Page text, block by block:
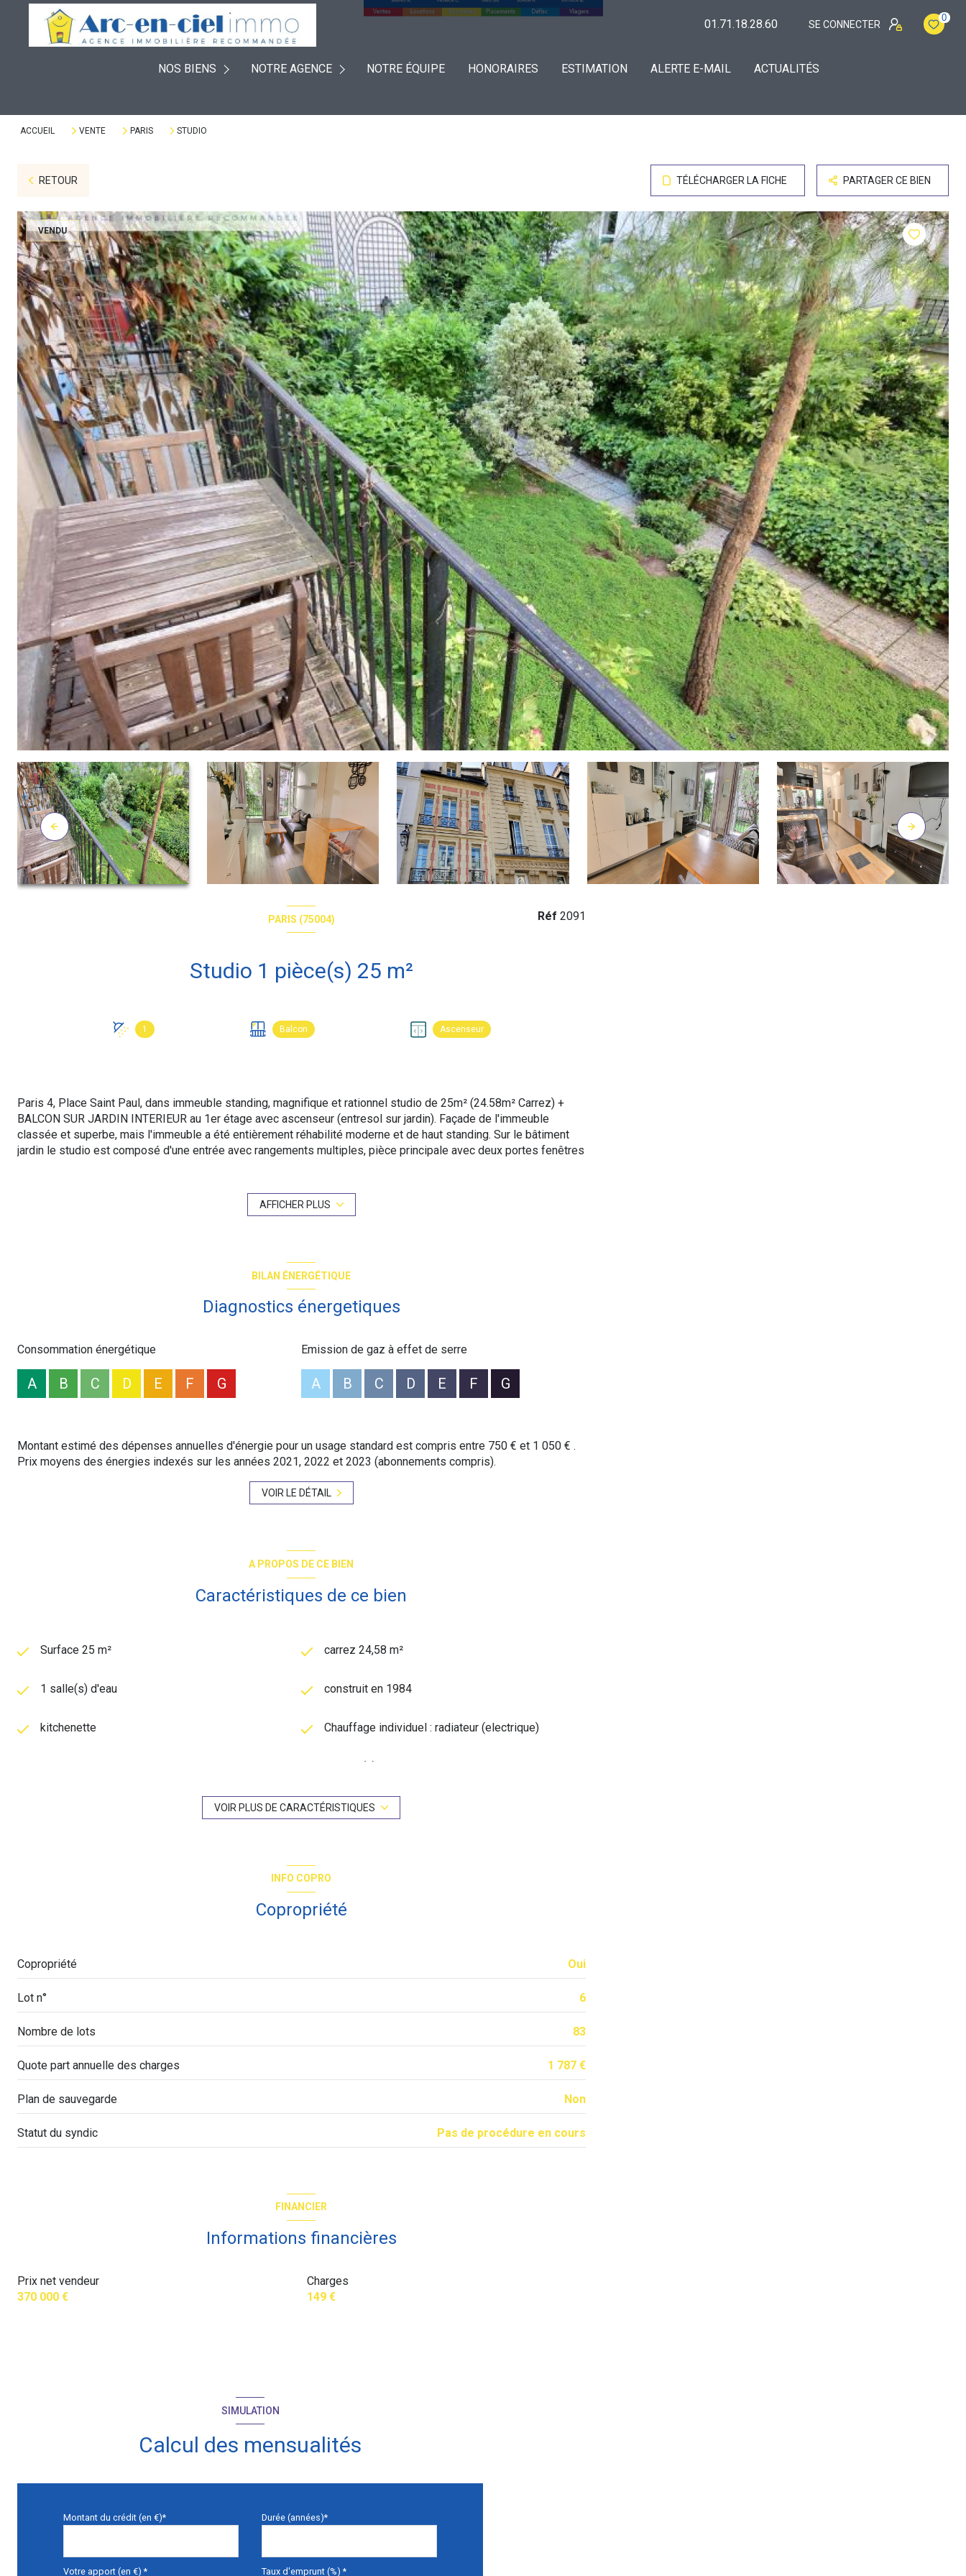
01.71.18.28.60 SE CONNECTER
0
NOS BIENS NOTRE AGENCE
EXPERTISES
PLACEMENTS NOTRE ÉQUIPE HONORAIRES ESTIMATION ALERTE E-MAIL ACTUALITÉS
ACCUEIL VENTE PARIS STUDIO
RETOUR TÉLÉCHARGER LA FICHE PARTAGER CE BIEN
VENDU
PARIS (75004)
Studio 1 pièce(s) 25 m²
1 Balcon Ascenseur
Réf 2091
Paris 4, Place Saint Paul, dans immeuble standing, magnifique et rationnel studio de 25m² (24.58m² Carrez) +
BALCON SUR JARDIN INTERIEUR au 1er étage avec ascenseur (entresol sur jardin). Façade de l'immeuble
classée et superbe, mais l'immeuble a été entièrement réhabilité moderne et de haut standing. Sur le bâtiment
jardin le studio est composé d'une entrée avec rangements multiples, pièce principale avec deux portes fenêtres
Copropriété : 83 lots dont 25 lots principaux. Quote-part budget prévisionnel annuel : 1787 euros. Nouveau DPE
informations sur les risques auxquels ce bien est exposé sont disponibles sur le site Géorisques :
www.georisques.gouv.fr". Prix affiché honoraires inclus à 4%TTC.
Les informations sur les risques auxquels ce bien est exposé sont disponibles sur le site
AFFICHER PLUS
BILAN ÉNERGÉTIQUE
Diagnostics énergetiques
Consommation énergétique
A B C D E F G
Emission de gaz à effet de serre
A B C D E F G
Montant estimé des dépenses annuelles d'énergie pour un usage standard est compris entre 750 € et 1 050 € .
Prix moyens des énergies indexés sur les années 2021, 2022 et 2023 (abonnements compris).
VOIR LE DÉTAIL
A PROPOS DE CE BIEN
Caractéristiques de ce bien
Surface 25 m² carrez 24,58 m²
1 salle(s) d'eau construit en 1984
kitchenette Chauffage individuel : radiateur (electrique)
2 étage(s)
vue jardin
quartier AU COEUR DU MARAIS, Bastille, Bastille
VOIR PLUS DE CARACTÉRISTIQUES
INFO COPRO
Copropriété
Copropriété Oui
Lot n° 6
Nombre de lots 83
Quote part annuelle des charges 1 787 €
Plan de sauvegarde Non
Statut du syndic Pas de procédure en cours
FINANCIER
Informations financières
Prix net vendeur
370 000 €
Charges
149 €
SIMULATION
Calcul des mensualités
Montant du crédit (en €)* Durée (années)*
Votre apport (en €) * Taux d'emprunt (%) *